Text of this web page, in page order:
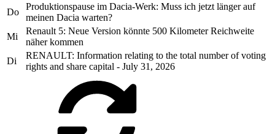
Do
Produktionspause im Dacia-Werk: Muss ich jetzt länger auf
meinen Dacia warten?
Mi
Renault 5: Neue Version könnte 500 Kilometer Reichweite
näher kommen
Di
RENAULT: Information relating to the total number of voting
rights and share capital - July 31, 2026